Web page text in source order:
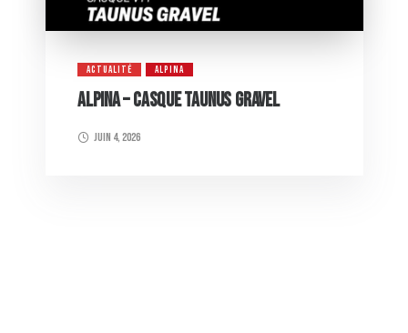
ACTUALITÉ ALPINA
ALPINA – CASQUE TAUNUS GRAVEL
juin 4, 2026